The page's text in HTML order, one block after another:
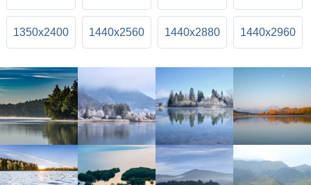
1350x2400 1440x2560 1440x2880 1440x2960